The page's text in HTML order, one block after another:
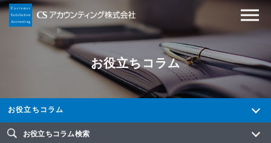
お役立ちコラム
お役立ちコラム
お役立ちコラム検索